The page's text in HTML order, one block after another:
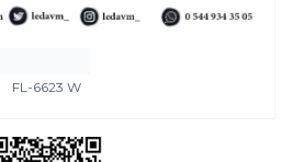
FL-6623 W